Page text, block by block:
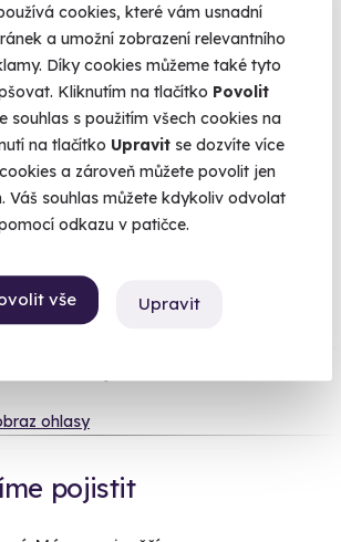
cookies, které vám usnadní
a umožní zobrazení relevantního
Díky cookies můžeme také tyto
Kliknutím na tlačítko Povolit
souhlas s použitím všech cookies na
na tlačítko Upravit se dozvíte více
a zároveň můžete povolit jen
Váš souhlas můžete kdykoliv odvolat
odkazu v patičce.
vše Upravit
zážitků z celého Česka
představy. Rozmanité
po okolní přírodě, společná sklenička
večeře s láhví dobrého vínaa ráno
do postele. Co víc si přát? Možná tak
nebo naopak někde vpřírodě na horách
spokojenost zákazníků.
ohlasy
pojistit